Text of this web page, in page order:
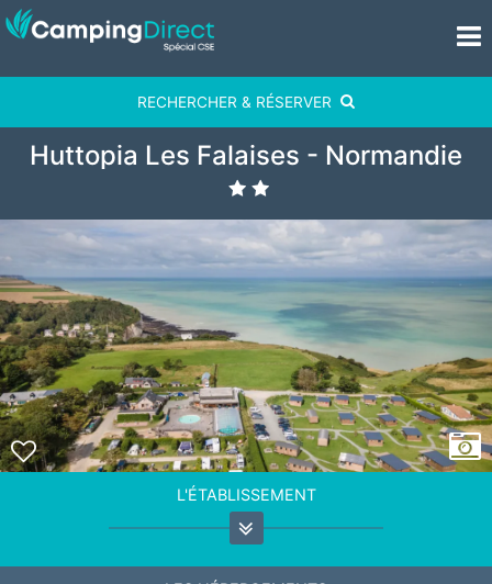
RECHERCHER & RÉSERVER
Huttopia Les Falaises - Normandie
L'ÉTABLISSEMENT